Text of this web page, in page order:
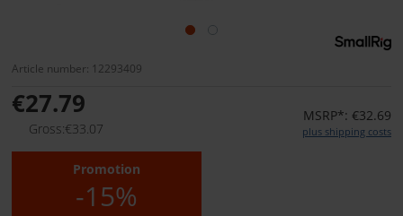
Article number: 12293409
€27.79
Gross:€33.07
MSRP*: €32.69
plus shipping costs
Promotion
-15%